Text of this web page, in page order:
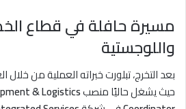
مسيرة حافلة في قطاع
واللوجستية
بعد التخرج، تبلورت خبراته العملية من
حيث يشغل حاليًا منصب& Logistics